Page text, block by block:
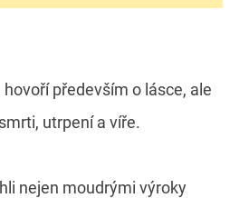
především o lásce, ale
utrpení a víře.
nejen moudrými výroky